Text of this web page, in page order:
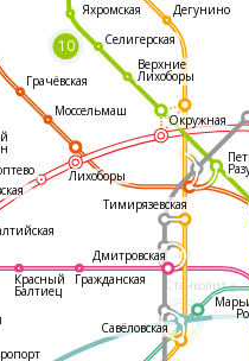
Станколит
10
Грачёвская
Моссельмаш
Красный
Балтиец
Гражданская
Дмитровская
Лихоборы
Окружная
Дегунино
Верхние
Лихоборы
Селигерская
Яхромская
Тимирязевская
Савёловская